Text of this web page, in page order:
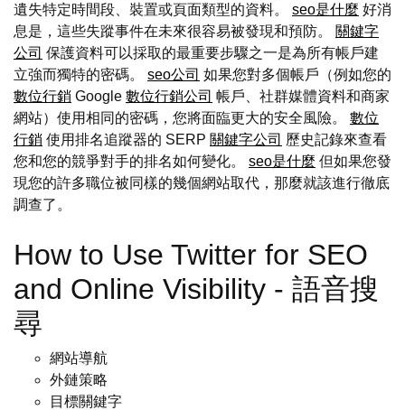
遺失特定時間段、裝置或頁面類型的資料。 seo是什麼 好消
息是，這些失蹤事件在未來很容易被發現和預防。 關鍵字
公司 保護資料可以採取的最重要步驟之一是為所有帳戶建
立強而獨特的密碼。 seo公司 如果您對多個帳戶（例如您的
數位行銷 Google 數位行銷公司 帳戶、社群媒體資料和商家
網站）使用相同的密碼，您將面臨更大的安全風險。 數位
行銷 使用排名追蹤器的 SERP 關鍵字公司 歷史記錄來查看
您和您的競爭對手的排名如何變化。 seo是什麼 但如果您發
現您的許多職位被同樣的幾個網站取代，那麼就該進行徹底
調查了。
How to Use Twitter for SEO
and Online Visibility - 語音搜
尋
網站導航
外鏈策略
目標關鍵字